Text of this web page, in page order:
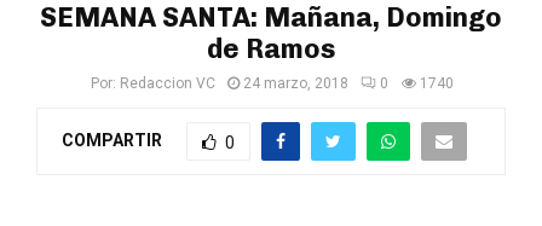
SEMANA SANTA: Mañana, Domingo
de Ramos
Por: Redaccion VC 24 marzo, 2018 0 1740
COMPARTIR 0